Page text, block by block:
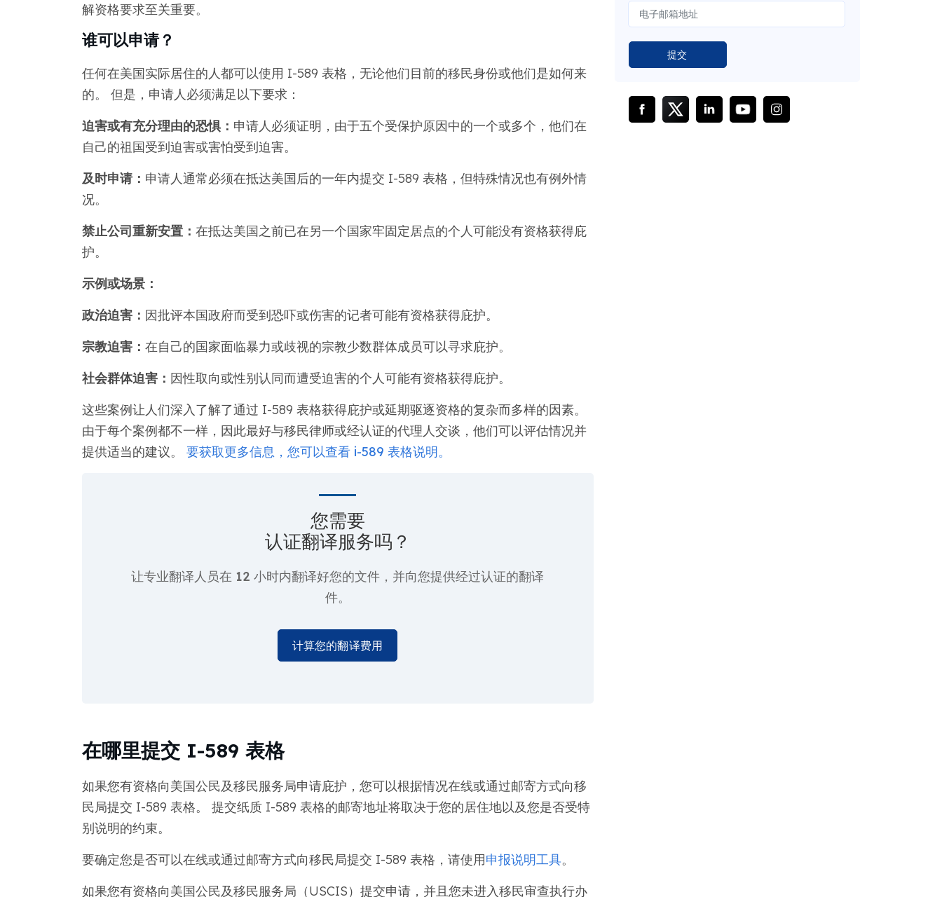
解资格要求至关重要。
谁可以申请？
任何在美国实际居住的人都可以使用 I-589 表格，无论他们目前的移民身份或他们是如何来
的。 但是，申请人必须满足以下要求：
迫害或有充分理由的恐惧： 申请人必须证明，由于五个受保护原因中的一个或多个，他们在
自己的祖国受到迫害或害怕受到迫害。
及时申请： 申请人通常必须在抵达美国后的一年内提交 I-589 表格，但特殊情况也有例外情
况。
禁止公司重新安置： 在抵达美国之前已在另一个国家牢固定居点的个人可能没有资格获得庇
护。
示例或场景：
政治迫害： 因批评本国政府而受到恐吓或伤害的记者可能有资格获得庇护。
宗教迫害： 在自己的国家面临暴力或歧视的宗教少数群体成员可以寻求庇护。
社会群体迫害： 因性取向或性别认同而遭受迫害的个人可能有资格获得庇护。
这些案例让人们深入了解了通过 I-589 表格获得庇护或延期驱逐资格的复杂而多样的因素。
由于每个案例都不一样，因此最好与移民律师或经认证的代理人交谈，他们可以评估情况并
提供适当的建议。 要获取更多信息，您可以查看 i-589 表格说明。
您需要
认证翻译服务吗？
让专业翻译人员在 12 小时内翻译好您的文件，并向您提供经过认证的翻译
件。
计算您的翻译费用
在哪里提交 I-589 表格
如果您有资格向美国公民及移民服务局申请庇护，您可以根据情况在线或通过邮寄方式向移
民局提交 I-589 表格。 提交纸质 I-589 表格的邮寄地址将取决于您的居住地以及您是否受特
别说明的约束。
要确定您是否可以在线或通过邮寄方式向移民局提交 I-589 表格，请使用申报说明工具。
如果您有资格向美国公民及移民服务局（USCIS）提交申请，并且您未进入移民审查执行办
提交